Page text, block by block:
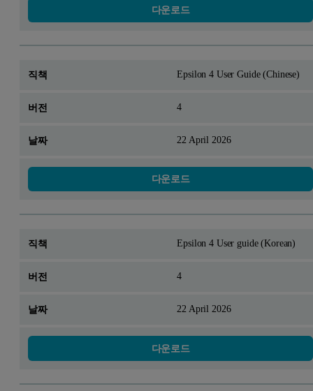
다운로드
Epsilon 4 User Guide (Chinese)
4
22 April 2026
다운로드
Epsilon 4 User guide (Korean)
4
22 April 2026
다운로드